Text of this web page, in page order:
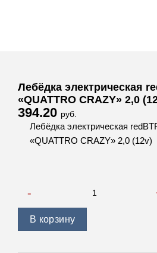
Лебёдка электрическая
«QUATTRO CRAZY» 2,0
394.20 руб.
Лебёдка электрическая
«QUATTRO CRAZY» 2,0 (12v)
В корзину